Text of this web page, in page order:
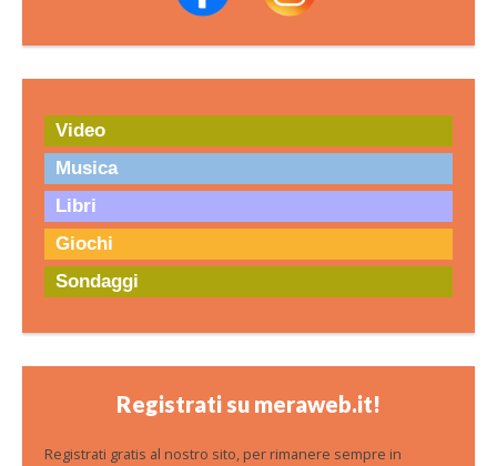
Video
Musica
Libri
Giochi
Sondaggi
Registrati su meraweb.it!
Registrati gratis al nostro sito, per rimanere sempre in